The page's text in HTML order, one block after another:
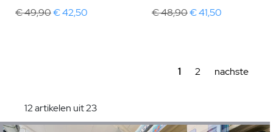
€ 49,90€ 42,50 € 48,90€ 41,50
1 2 nachste
12 artikelen uit 23